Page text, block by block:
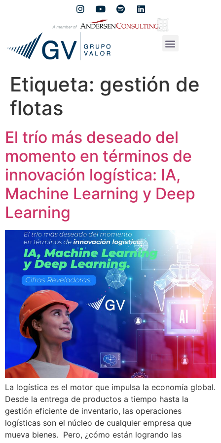
Etiqueta: gestión de
flotas
El trío más deseado del
momento en términos de
innovación logística: IA,
Machine Learning y Deep
Learning
La logística es el motor que impulsa la economía global.
Desde la entrega de productos a tiempo hasta la
gestión eficiente de inventario, las operaciones
logísticas son el núcleo de cualquier empresa que
mueva bienes. Pero, ¿cómo están logrando las